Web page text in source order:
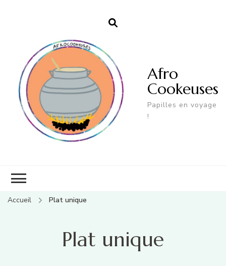
Afro
Cookeuses
Papilles en voyage
!
Accueil Plat unique
Plat unique